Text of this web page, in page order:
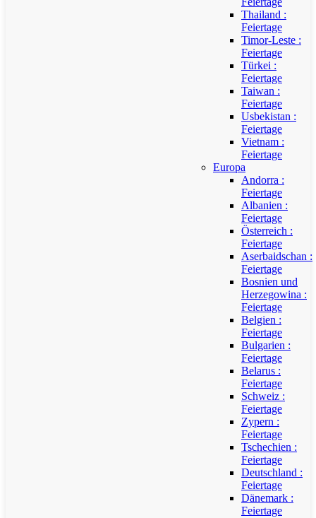
Thailand :
Feiertage
Timor-Leste :
Feiertage
Türkei :
Feiertage
Taiwan :
Feiertage
Usbekistan :
Feiertage
Vietnam :
Feiertage
Europa
Andorra :
Feiertage
Albanien :
Feiertage
Österreich :
Feiertage
Aserbaidschan :
Feiertage
Bosnien und
Herzegowina :
Feiertage
Belgien :
Feiertage
Bulgarien :
Feiertage
Belarus :
Feiertage
Schweiz :
Feiertage
Zypern :
Feiertage
Tschechien :
Feiertage
Deutschland :
Feiertage
Dänemark :
Feiertage